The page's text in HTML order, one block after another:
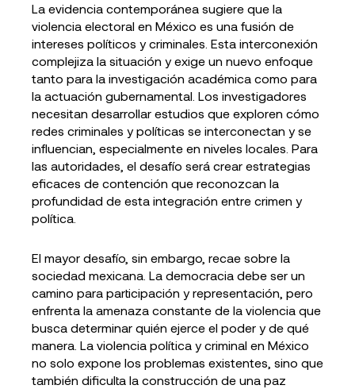
La evidencia contemporánea sugiere que la
violencia electoral en México es una fusión de
intereses políticos y criminales. Esta interconexión
complejiza la situación y exige un nuevo enfoque
tanto para la investigación académica como para
la actuación gubernamental. Los investigadores
necesitan desarrollar estudios que exploren cómo
redes criminales y políticas se interconectan y se
influencian, especialmente en niveles locales. Para
las autoridades, el desafío será crear estrategias
eficaces de contención que reconozcan la
profundidad de esta integración entre crimen y
política.
El mayor desafío, sin embargo, recae sobre la
sociedad mexicana. La democracia debe ser un
camino para participación y representación, pero
enfrenta la amenaza constante de la violencia que
busca determinar quién ejerce el poder y de qué
manera. La violencia política y criminal en México
no solo expone los problemas existentes, sino que
también dificulta la construcción de una paz